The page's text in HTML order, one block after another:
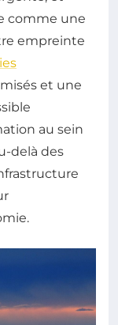
comme une
empreinte
et une
au sein
delà des